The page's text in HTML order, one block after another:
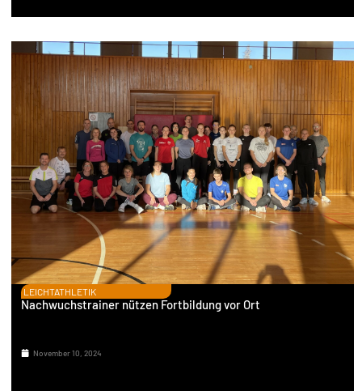
LEICHTATHLETIK
Nachwuchstrainer nützen Fortbildung vor Ort
November 10, 2024